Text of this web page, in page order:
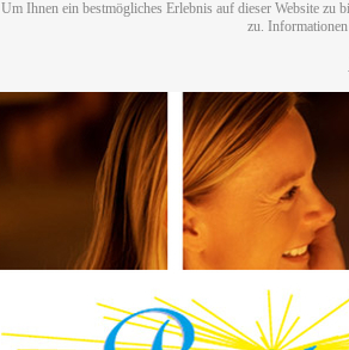
Um Ihnen ein bestmögliches Erlebnis auf dieser Website
zu.